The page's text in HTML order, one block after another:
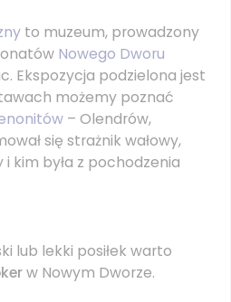
to muzeum, prowadzony
Nowego Dworu
Ekspozycja podzielona jest
możemy poznać
– Olendrów,
się strażnik wałowy,
kim była z pochodzenia
lub lekki posiłek warto
w Nowym Dworze.